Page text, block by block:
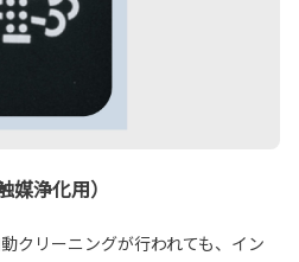
浄化用）
クリーニングが行われても、イン